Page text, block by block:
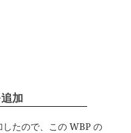
加
たので、この WBP の